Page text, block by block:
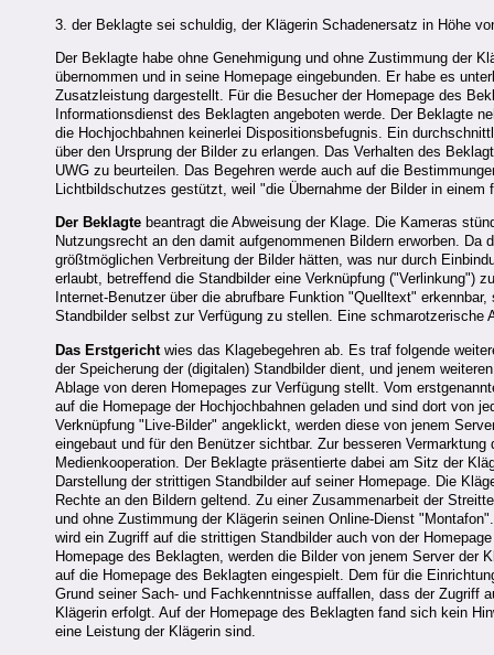
3. der Beklagte sei schuldig, der Klägerin Schadenersatz in Höhe
Der Beklagte habe ohne Genehmigung und ohne Zustimmung der
übernommen und in seine Homepage eingebunden. Er habe es
Zusatzleistung dargestellt. Für die Besucher der Homepage des
Informationsdienst des Beklagten angeboten werde. Der Beklagte
die Hochjochbahnen keinerlei Dispositionsbefugnis. Ein
über den Ursprung der Bilder zu erlangen. Das Verhalten des
UWG zu beurteilen. Das Begehren werde auch auf die
Lichtbildschutzes gestützt, weil "die Übernahme der Bilder in
Der Beklagte beantragt die Abweisung der Klage. Die Kameras
Nutzungsrecht an den damit aufgenommenen Bildern erworben.
größtmöglichen Verbreitung der Bilder hätten, was nur durch
erlaubt, betreffend die Standbilder eine Verknüpfung ("Verlinkung")
Internet-Benutzer über die abrufbare Funktion "Quelltext"
Standbilder selbst zur Verfügung zu stellen. Eine schmarotzerische
Das Erstgericht wies das Klagebegehren ab. Es traf folgende
der Speicherung der (digitalen) Standbilder dient, und jenem
Ablage von deren Homepages zur Verfügung stellt. Vom
auf die Homepage der Hochjochbahnen geladen und sind dort von
Verknüpfung "Live-Bilder" angeklickt, werden diese von jenem
eingebaut und für den Benützer sichtbar. Zur besseren
Medienkooperation. Der Beklagte präsentierte dabei am Sitz der
Darstellung der strittigen Standbilder auf seiner Homepage. Die
Rechte an den Bildern geltend. Zu einer Zusammenarbeit der
und ohne Zustimmung der Klägerin seinen Online-Dienst
wird ein Zugriff auf die strittigen Standbilder auch von der
Homepage des Beklagten, werden die Bilder von jenem Server der
auf die Homepage des Beklagten eingespielt. Dem für die
Grund seiner Sach- und Fachkenntnisse auffallen, dass der Zugriff
Klägerin erfolgt. Auf der Homepage des Beklagten fand sich kein
eine Leistung der Klägerin sind.